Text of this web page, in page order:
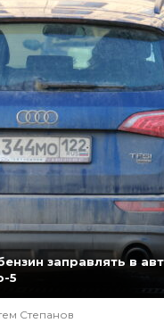
заправлять в
5
Степанов